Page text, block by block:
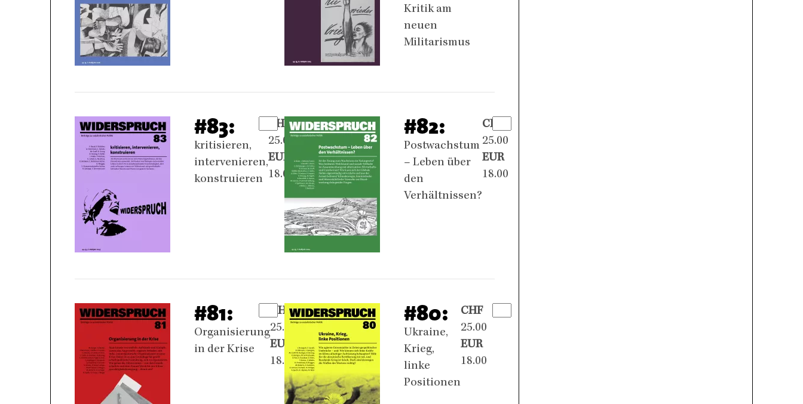
Kritik am
neuen
Militarismus
#83:
kritisieren,
intervenieren,
konstruieren
CHF
25.00
EUR
18.00
#82:
Postwachstum
– Leben über
den
Verhältnissen?
CHF
25.00
EUR
18.00
#81:
Organisierung
in der Krise
CHF
25.00
EUR
18.00
#80:
Ukraine,
Krieg,
linke
Positionen
CHF
25.00
EUR
18.00